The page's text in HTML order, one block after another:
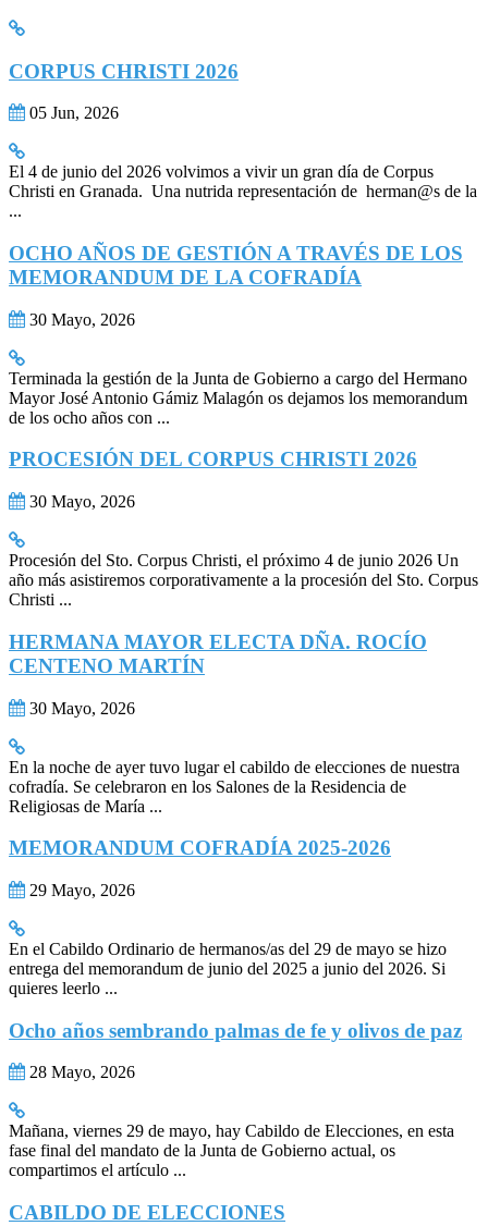
CORPUS CHRISTI 2026
05 Jun, 2026
El 4 de junio del 2026 volvimos a vivir un gran día de Corpus
Christi en Granada. Una nutrida representación de herman@s de la
...
OCHO AÑOS DE GESTIÓN A TRAVÉS DE LOS
MEMORANDUM DE LA COFRADÍA
30 Mayo, 2026
Terminada la gestión de la Junta de Gobierno a cargo del Hermano
Mayor José Antonio Gámiz Malagón os dejamos los memorandum
de los ocho años con ...
PROCESIÓN DEL CORPUS CHRISTI 2026
30 Mayo, 2026
Procesión del Sto. Corpus Christi, el próximo 4 de junio 2026 Un
año más asistiremos corporativamente a la procesión del Sto. Corpus
Christi ...
HERMANA MAYOR ELECTA DÑA. ROCÍO
CENTENO MARTÍN
30 Mayo, 2026
En la noche de ayer tuvo lugar el cabildo de elecciones de nuestra
cofradía. Se celebraron en los Salones de la Residencia de
Religiosas de María ...
MEMORANDUM COFRADÍA 2025-2026
29 Mayo, 2026
En el Cabildo Ordinario de hermanos/as del 29 de mayo se hizo
entrega del memorandum de junio del 2025 a junio del 2026. Si
quieres leerlo ...
Ocho años sembrando palmas de fe y olivos de paz
28 Mayo, 2026
Mañana, viernes 29 de mayo, hay Cabildo de Elecciones, en esta
fase final del mandato de la Junta de Gobierno actual, os
compartimos el artículo ...
CABILDO DE ELECCIONES